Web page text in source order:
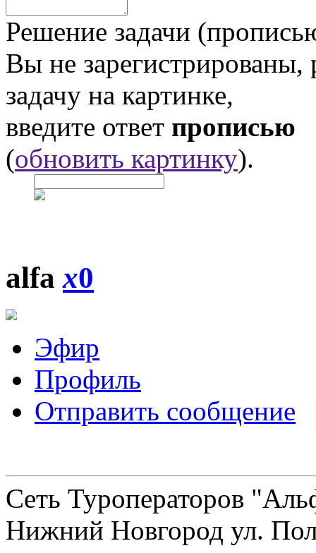
Решение задачи
Вы не
задачу на картинке,
введите ответ прописью
(обновить картинку).
alfax0
Эфир
Профиль
Отправить сообщение
Сеть Туроператоров
Нижний Новгород ул.